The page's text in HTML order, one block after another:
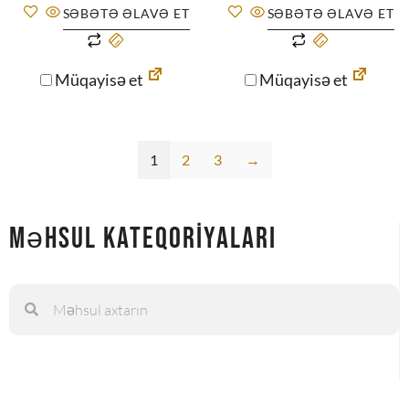
Məhsul Kateqoriyaları
SƏBƏTƏ ƏLAVƏ ET
Müqayisə et
SƏBƏTƏ ƏLAVƏ ET
Müqayisə et
1 2 3 →